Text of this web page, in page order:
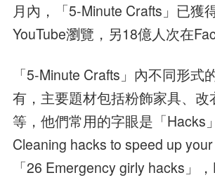
月內，「5-Minute Crafts」已獲
YouTube瀏覽，另18億人次在
「5-Minute Crafts」內不同形式
有，主要題材包括粉飾家具、改
等，他們常用的字眼是「Hacks
Cleaning hacks to speed up your
「26 Emergency girly hacks」